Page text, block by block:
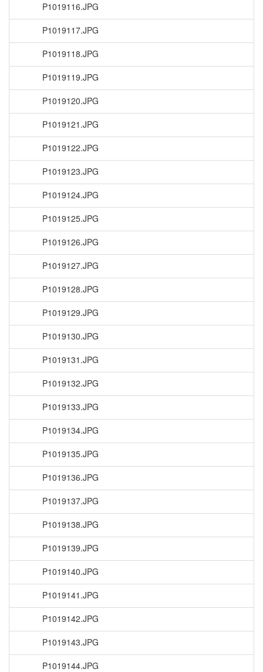
P1019116.JPG
P1019117.JPG
P1019118.JPG
P1019119.JPG
P1019120.JPG
P1019121.JPG
P1019122.JPG
P1019123.JPG
P1019124.JPG
P1019125.JPG
P1019126.JPG
P1019127.JPG
P1019128.JPG
P1019129.JPG
P1019130.JPG
P1019131.JPG
P1019132.JPG
P1019133.JPG
P1019134.JPG
P1019135.JPG
P1019136.JPG
P1019137.JPG
P1019138.JPG
P1019139.JPG
P1019140.JPG
P1019141.JPG
P1019142.JPG
P1019143.JPG
P1019144.JPG